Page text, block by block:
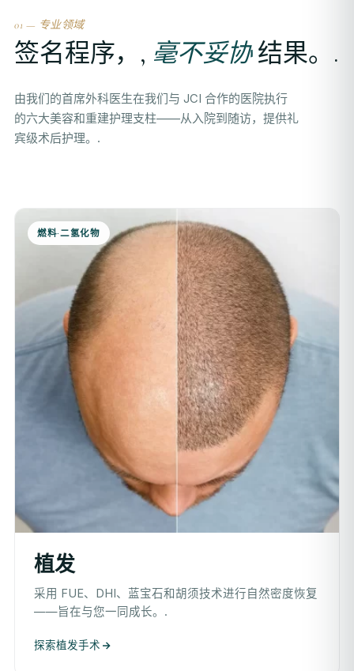
01 — 专业领域
签名程序，, 毫不妥协结果。.
由我们的首席外科医生在我们与 JCI 合作的医院执行
的六大美容和重建护理支柱——从入院到随访，提供礼
宾级术后护理。.
燃料·二氢化物
植发
采用 FUE、DHI、蓝宝石和胡须技术进行自然密度恢复
——旨在与您一同成长。.
探索植发手术